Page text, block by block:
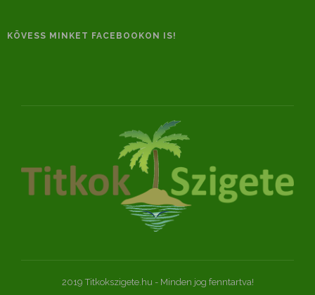
KÖVESS MINKET FACEBOOKON IS!
2019 Titkokszigete.hu - Minden jog fenntartva!